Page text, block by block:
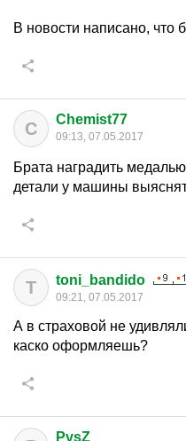
В новости написано, что
C Chemist77
09:13, 07.05.2017
Брата наградить
детали у машины
T toni_bandido
09:21, 07.05.2017
А в страховой не
каско оформляешь?
PvsZ